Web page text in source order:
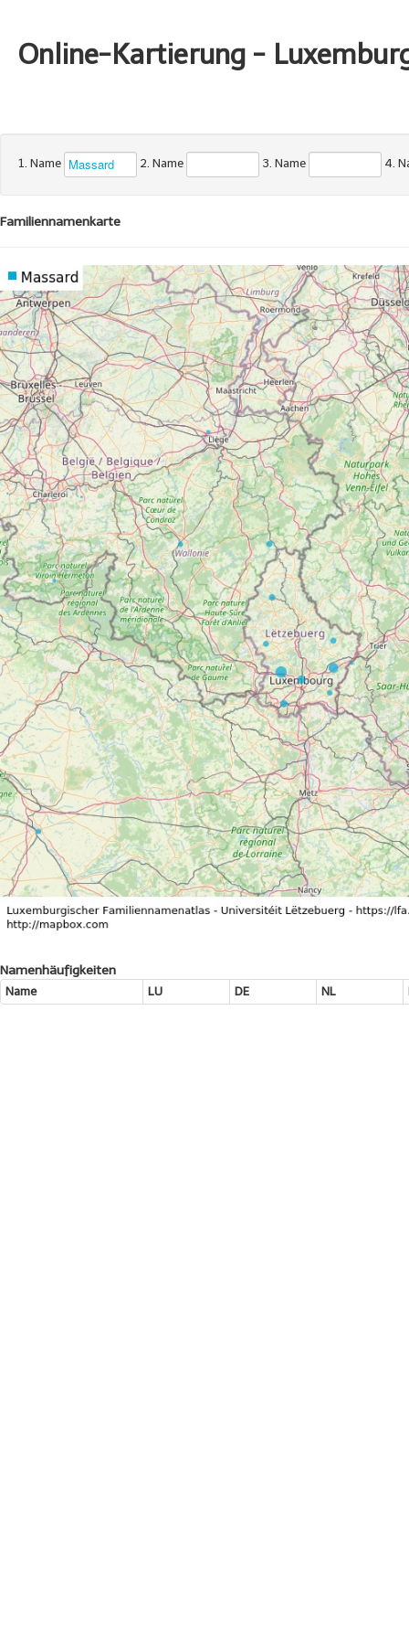
Online-Kartierung -
1. Name 2. Name 3. Name 4.
Familiennamenkarte
Namenhäufigkeiten
Name LU DE NL